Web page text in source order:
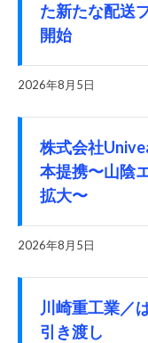
た新たな配送
開始
2026年8月5日
株式会社
本提携〜山陰
拡大〜
2026年8月5日
川崎重工業／
引き渡し